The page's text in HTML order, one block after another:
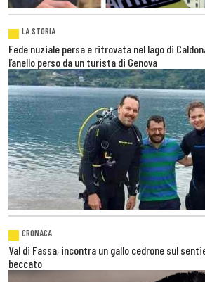
LA STORIA
Fede nuziale persa e ritrovata nel lago di
l’anello perso da un turista di Genova
CRONACA
Val di Fassa, incontra un gallo cedrone sul
beccato